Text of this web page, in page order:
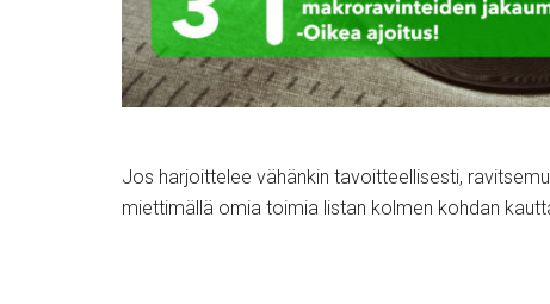
Jos harjoittelee vähänkin tavoitteellisesti,
miettimällä omia toimia listan kolmen kohdan